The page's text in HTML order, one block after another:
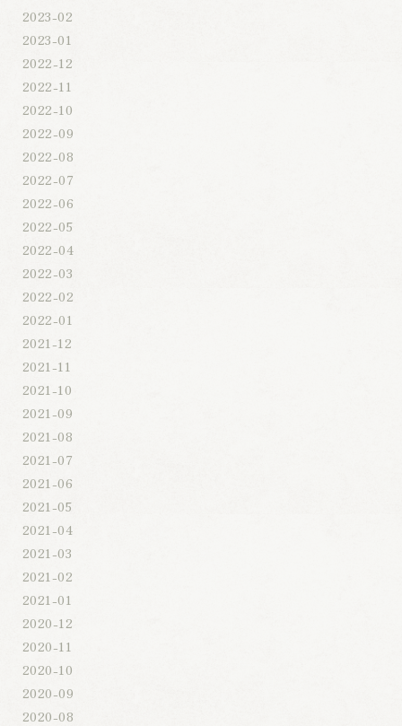
2023-02
2023-01
2022-12
2022-11
2022-10
2022-09
2022-08
2022-07
2022-06
2022-05
2022-04
2022-03
2022-02
2022-01
2021-12
2021-11
2021-10
2021-09
2021-08
2021-07
2021-06
2021-05
2021-04
2021-03
2021-02
2021-01
2020-12
2020-11
2020-10
2020-09
2020-08